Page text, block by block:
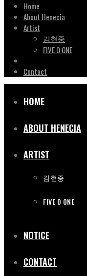
Home
About Henecia
Artist
김현중
FIVE O ONE
Contact
HOME
ABOUT HENECIA
ARTIST
김현중
FIVE O ONE
NOTICE
CONTACT